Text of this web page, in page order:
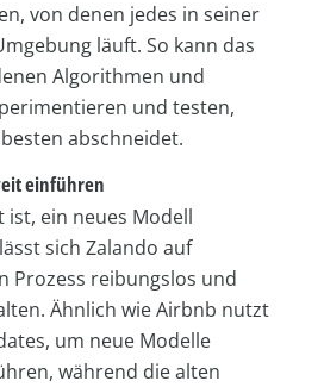
von denen jedes in seiner
läuft. So kann das
Algorithmen und
und testen,
abschneidet.
einführen
ist, ein neues Modell
sich Zalando auf
Prozess reibungslos und
Ähnlich wie Airbnb nutzt
um neue Modelle
während die alten